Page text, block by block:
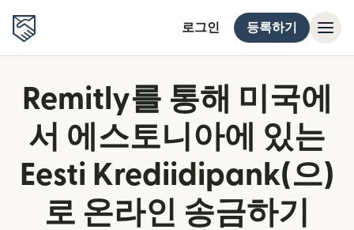
로그인 등록하기
Remitly를 통해 미국에
서 에스토니아에 있는
Eesti Krediidipank(으)
로 온라인 송금하기